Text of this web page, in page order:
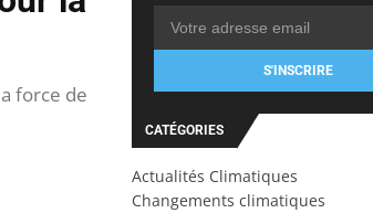
force de
S'INSCRIRE
CATÉGORIES
Actualités Climatiques
Changements climatiques